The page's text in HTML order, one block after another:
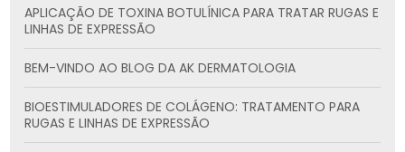
APLICAÇÃO DE TOXINA BOTULÍNICA PARA TRATAR RUGAS E
LINHAS DE EXPRESSÃO
BEM-VINDO AO BLOG DA AK DERMATOLOGIA
BIOESTIMULADORES DE COLÁGENO: TRATAMENTO PARA
RUGAS E LINHAS DE EXPRESSÃO